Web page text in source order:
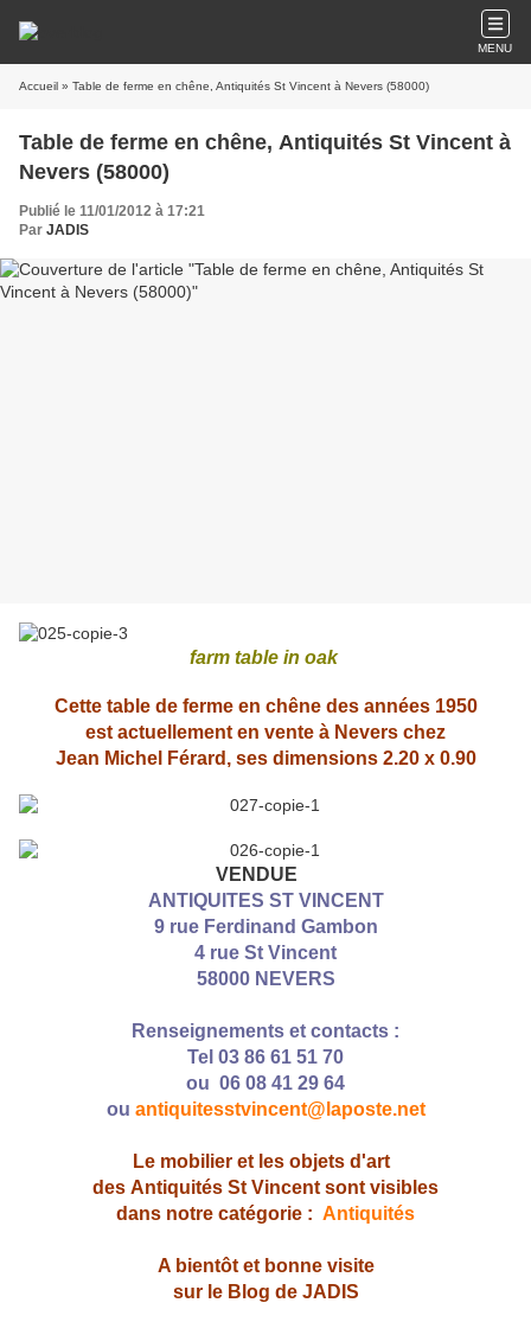
MENU
Accueil » Table de ferme en chêne, Antiquités St Vincent à Nevers (58000)
Table de ferme en chêne, Antiquités St Vincent à
Nevers (58000)
Publié le 11/01/2012 à 17:21
Par JADIS
farm table in oak
Cette table de ferme en chêne des années 1950
est actuellement en vente à Nevers chez
Jean Michel Férard, ses dimensions 2.20 x 0.90
VENDUE
ANTIQUITES ST VINCENT
9 rue Ferdinand Gambon
4 rue St Vincent
58000 NEVERS
Renseignements et contacts :
Tel 03 86 61 51 70
ou 06 08 41 29 64
ou antiquitesstvincent@laposte.net
Le mobilier et les objets d'art
des Antiquités St Vincent sont visibles
dans notre catégorie : Antiquités
A bientôt et bonne visite
sur le Blog de JADIS